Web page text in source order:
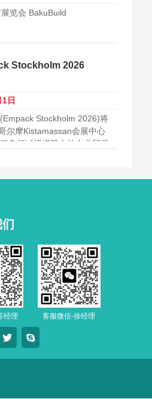
览会 BakuBuild
Stockholm 2026
日
Stockholm 2026)将
尔摩Kistamassan会展中心
务领域规模最大的专业贸易
经理 客服微信-徐经理